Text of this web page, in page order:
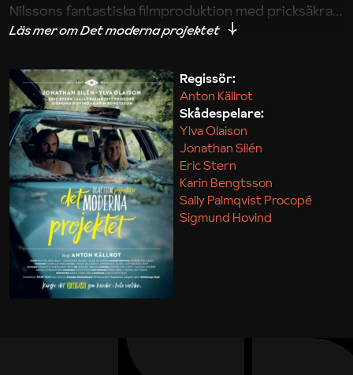
Nilssons fantastiska filmproduktion med pricksäkra
iakttagelser om hur svårt det kan vara att omsätta
Maja Kekonius
Regissör:
Anton Källrot
Skådespelare:
Ylva Olaison
Jonathan Silén
Eric Stern
Karin Bengtsson
Sally Palmqvist Procopé
Sigmund Hovind